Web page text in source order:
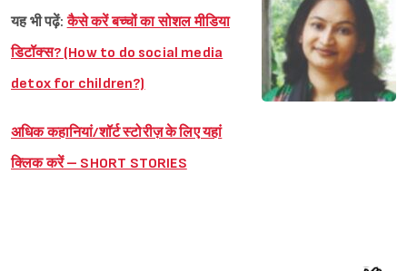
यह भी पढ़ें:कैसे करें बच्चों का सोशल मीडिया
डिटॉक्स? (How to do social media
detox for children?)
अधिक कहानियां/शॉर्ट स्टोरीज़ के लिए यहां
क्लिक करें – SHORT STORIES